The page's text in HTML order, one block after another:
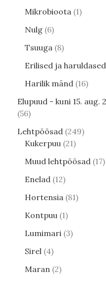
Mikrobioota 1
Nulg 6
Tsuuga 8
Erilised ja
Harilik mänd 16
Elupuud - kuni 15. aug.
56
Lehtpõõsad 249
Kukerpuu 21
Muud lehtpõõsad 17
Enelad 12
Hortensia 81
Kontpuu 1
Lumimari 3
Sirel 4
Maran 2